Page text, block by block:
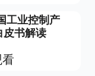
工业控制产
皮书解读
看